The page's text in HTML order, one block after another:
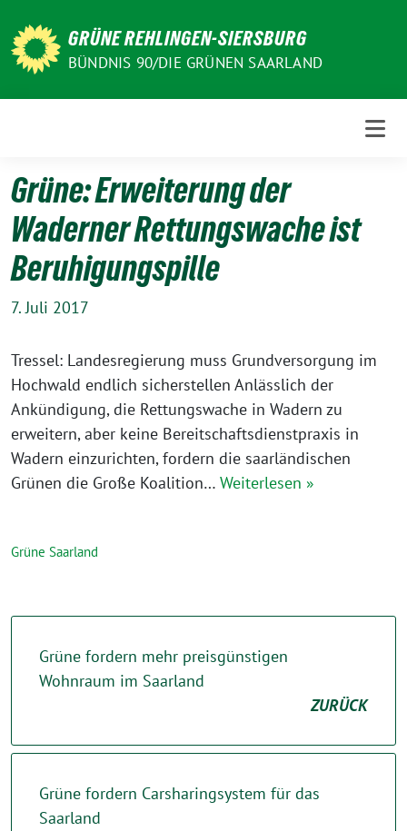
zum
Inhalt
GRÜNE REHLINGEN-SIERSBURG
BÜNDNIS 90/DIE GRÜNEN SAARLAND
Grüne: Erweiterung der
Waderner Rettungswache ist
Beruhigungspille
7. Juli 2017
Tressel: Landesregierung muss Grundversorgung im
Hochwald endlich sicherstellen Anlässlich der
Ankündigung, die Rettungswache in Wadern zu
erweitern, aber keine Bereitschaftsdienstpraxis in
Wadern einzurichten, fordern die saarländischen
Grünen die Große Koalition… Weiterlesen »
Grüne Saarland
Grüne fordern mehr preisgünstigen
Wohnraum im Saarland
ZURÜCK
Grüne fordern Carsharingsystem für das
Saarland